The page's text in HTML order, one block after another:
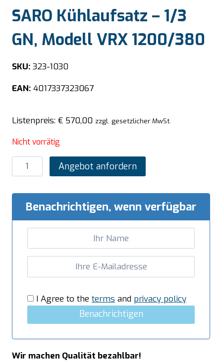
SARO Kühlaufsatz – 1/3
GN, Modell VRX 1200/380
SKU: 323-1030
EAN: 4017337323067
Listenpreis: € 570,00 zzgl. gesetzlicher MwSt.
Nicht vorrätig
SARO
Kühlaufsatz
Modell
1200/380
Angebot anfordern
Benachrichtigen, wenn verfügbar
I Agree to the terms and privacy policy
Benachrichtigen
Wir machen Qualität bezahlbar!